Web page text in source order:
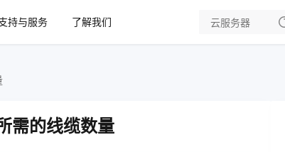
持与服务
了解我们
需的线缆数量